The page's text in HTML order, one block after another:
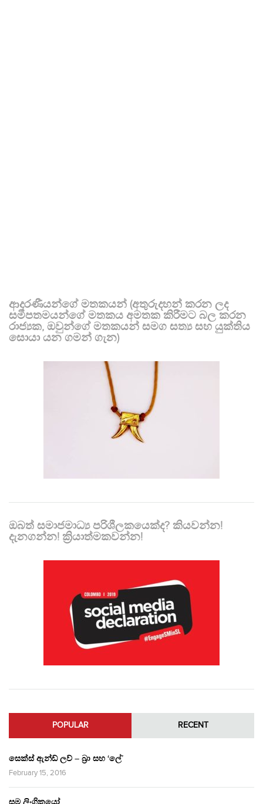
ආදරණීයන්ගේ මතකයන් (අතුරුදහන් කරන ලද
සමීපතමයන්ගේ මතකය අමතක කිරීමට බල කරන
රාජ්‍යක, ඔවුන්ගේ මතකයන් සමග සත්‍ය සහ යුක්තිය
සොයා යන ගමන් ගැන)
ඔබත් සමාජමාධ්‍ය පරිශීලකයෙක්ද? කියවන්න!
දැනගන්න! ක්‍රියාත්මකවන්න!
POPULAR RECENT
සෙක්ස් ඇන්ඩ් ලව් – බ්‍රා සහ ‘ලේ’
February 15, 2016
සම ලිංගිකයෝ